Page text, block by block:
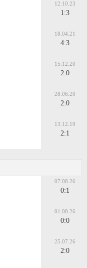
12.10.23
1:3
18.04.21
4:3
15.12.20
2:0
28.06.20
2:0
13.12.19
2:1
07.08.26
0:1
01.08.26
0:0
25.07.26
2:0